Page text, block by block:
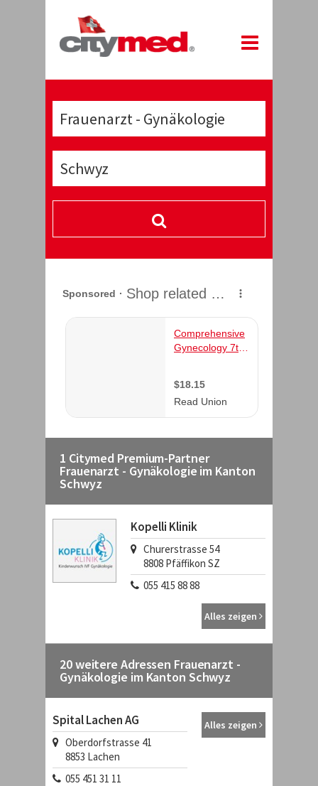
1 Citymed Premium-Partner
Frauenarzt - Gynäkologie im Kanton
Schwyz
Kopelli Klinik
Churerstrasse 54
8808 Pfäffikon SZ
055 415 88 88
Alles zeigen
20 weitere Adressen Frauenarzt -
Gynäkologie im Kanton Schwyz
Spital Lachen AG
Oberdorfstrasse 41
8853 Lachen
055 451 31 11
Alles zeigen